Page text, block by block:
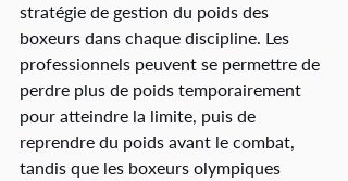
stratégie de gestion du poids des
boxeurs dans chaque discipline. Les
professionnels peuvent se permettre de
perdre plus de poids temporairement
pour atteindre la limite, puis de
reprendre du poids avant le combat,
tandis que les boxeurs olympiques